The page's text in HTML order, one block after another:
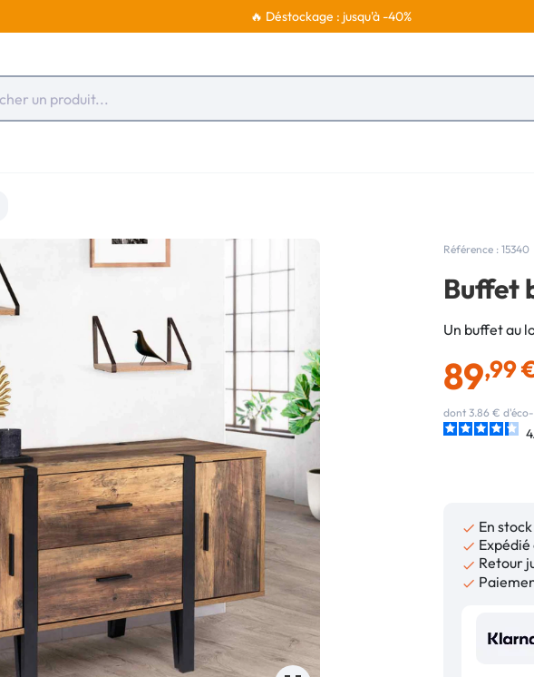
🔥 Déstockage : jusqu'à -40%
Référence : 15340
Buffet
Un buffet au
89,99
dont 3.86 €
 En stock

 Retour
